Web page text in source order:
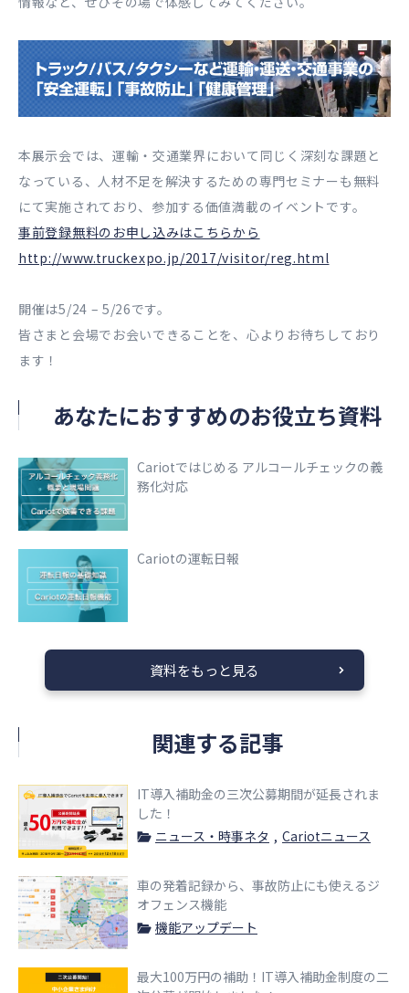
本展示会では、運輸・交通業界において同じく深刻な課題と
なっている、人材不足を解決するための専門セミナーも無料
にて実施されており、参加する価値満載のイベントです。
事前登録無料のお申し込みはこちらから
http://www.truckexpo.jp/2017/visitor/reg.html
開催は5/24 – 5/26です。
皆さまと会場でお会いできることを、心よりお待ちしており
ます！
あなたにおすすめのお役立ち資料
Cariotではじめる アルコールチェックの義
務化対応
Cariotの運転日報
資料をもっと見る
関連する記事
IT導入補助金の三次公募期間が延長されま
した！
ニュース・時事ネタ
Cariotニュース
車の発着記録から、事故防止にも使えるジ
オフェンス機能
機能アップデート
最大100万円の補助！IT導入補助金制度の二